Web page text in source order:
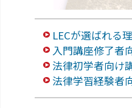
LECが選ばれる
入門講座修了者
法律初学者向け
法律学習経験者